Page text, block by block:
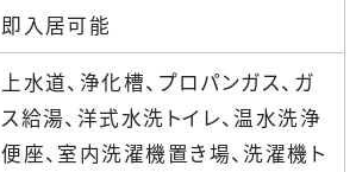
即入居可能
上水道、浄化槽、プロパンガス、ガ
ス給湯、洋式水洗トイレ、温水洗浄
便座、室内洗濯機置き場、洗濯機ト